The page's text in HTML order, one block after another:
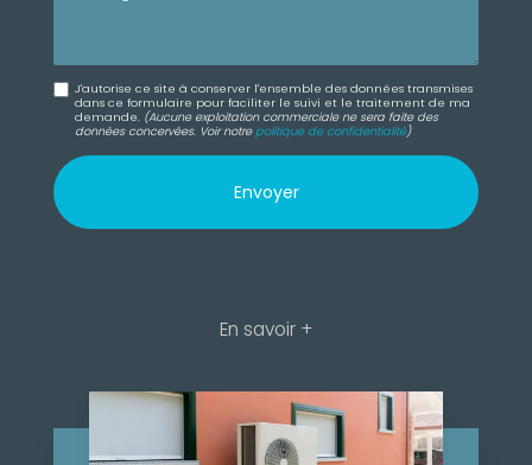
J'autorise ce site à conserver l'ensemble des données transmises
dans ce formulaire pour faciliter le suivi et le traitement de ma
demande. (Aucune exploitation commerciale ne sera faite des
données concervées. Voir notre politique de confidentialité)
En savoir +